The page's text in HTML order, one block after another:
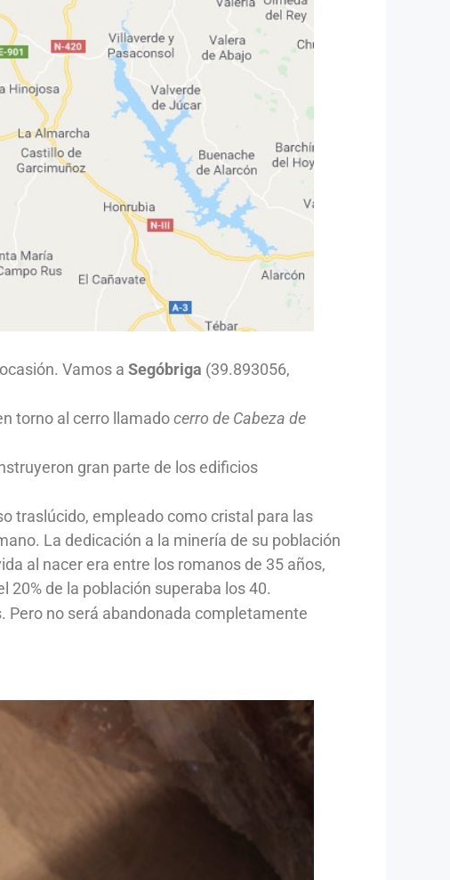
Vamos a Segóbriga (39.893056,
torno al cerro llamadocerro de Cabeza de
gran parte de los edificios
traslúcido, empleado como cristal para las
La dedicación a la minería de su población
al nacer era entre los romanos de 35 años,
20% de la población superaba los 40.
Pero no será abandonada completamente